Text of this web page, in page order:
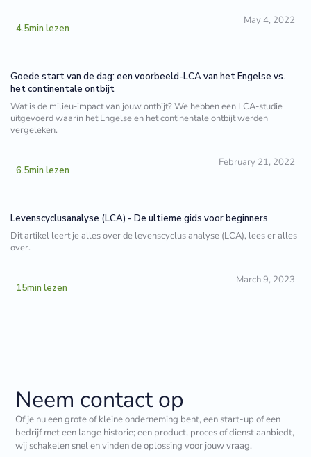
4.5min lezen
May 4, 2022
Goede start van de dag: een voorbeeld-LCA van het Engelse vs.
het continentale ontbijt
Wat is de milieu-impact van jouw ontbijt? We hebben een LCA-studie
uitgevoerd waarin het Engelse en het continentale ontbijt werden
vergeleken.
6.5min lezen
February 21, 2022
Levenscyclusanalyse (LCA) - De ultieme gids voor beginners
Dit artikel leert je alles over de levenscyclus analyse (LCA), lees er alles
over.
15min lezen
March 9, 2023
Neem contact op
Of je nu een grote of kleine onderneming bent, een start-up of een
bedrijf met een lange historie; een product, proces of dienst aanbiedt,
wij schakelen snel en vinden de oplossing voor jouw vraag.